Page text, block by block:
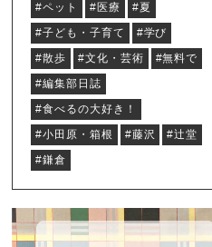
#ペット
#医療
#夏
#子ども・子育て
#学び
#散歩
#文化・芸術
#無料で
#編集部日誌
#食べるの大好き！
#小田原・箱根
#藤沢
#辻堂
#鎌倉